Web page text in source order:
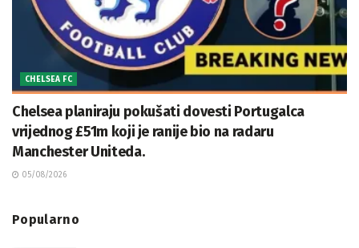
CHELSEA FC
Chelsea planiraju pokušati dovesti Portugalca
vrijednog £51m koji je ranije bio na radaru
Manchester Uniteda.
05/08/2026
Popularno